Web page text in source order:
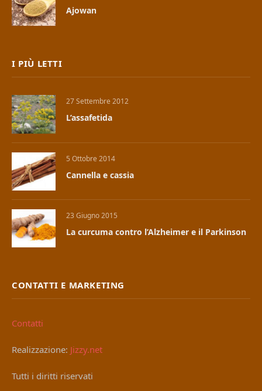
Ajowan
I PIÙ LETTI
27 Settembre 2012
L’assafetida
5 Ottobre 2014
Cannella e cassia
23 Giugno 2015
La curcuma contro l’Alzheimer e il Parkinson
CONTATTI E MARKETING
Contatti
Realizzazione: Jizzy.net
Tutti i diritti riservati